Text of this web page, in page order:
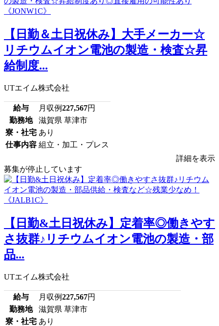
【日勤＆土日祝休み】大手メーカー☆
リチウムイオン電池の製造・検査☆昇
給制度...
UTエイム株式会社
給与 月収例227,567円
勤務地
滋賀県 草津市
寮・社宅 あり
仕事内容 組立・加工・プレス
詳細を表示
募集が停止しています
【日勤&土日祝休み】定着率◎働きやす
さ抜群♪リチウムイオン電池の製造・部
品...
UTエイム株式会社
給与 月収例227,567円
勤務地
滋賀県 草津市
寮・社宅 あり